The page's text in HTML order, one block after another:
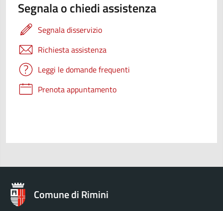
Segnala o chiedi assistenza
Segnala disservizio
Richiesta assistenza
Leggi le domande frequenti
Prenota appuntamento
Comune di Rimini